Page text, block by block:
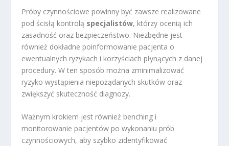
Próby czynnościowe powinny być zawsze realizowane
pod ścisłą kontrolą specjalistów, którzy ocenią ich
zasadność oraz bezpieczeństwo. Niezbędne jest
również dokładne poinformowanie pacjenta o
ewentualnych ryzykach i korzyściach płynących z danej
procedury. W ten sposób można zminimalizować
ryzyko wystąpienia niepożądanych skutków oraz
zwiększyć skuteczność diagnozy.
Ważnym krokiem jest również benching i
monitorowanie pacjentów po wykonaniu prób
czynnościowych, aby szybko zidentyfikować